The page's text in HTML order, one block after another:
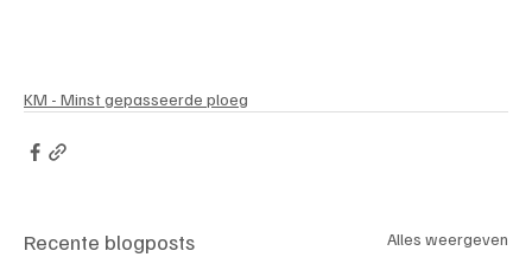
KM - Minst gepasseerde ploeg
Recente blogposts Alles weergeven